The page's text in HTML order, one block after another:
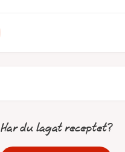
Har du lagat receptet?